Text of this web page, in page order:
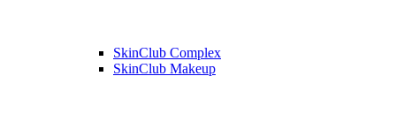
SkinClub Complex
SkinClub Makeup